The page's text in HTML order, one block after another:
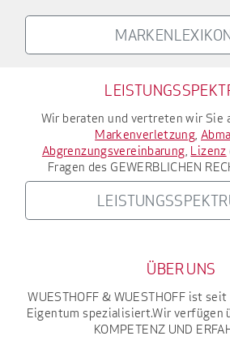
Wir beraten und vertreten wir Sie
Markenverletzung,
Abgrenzungsvereinbarung, Lizenz
Fragen des GEWERBLICHEN
ÜBER UNS
WUESTHOFF & WUESTHOFF ist
Eigentum spezialisiert.Wir verfügen
KOMPETENZ UND